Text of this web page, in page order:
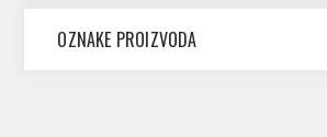
OZNAKE PROIZVODA